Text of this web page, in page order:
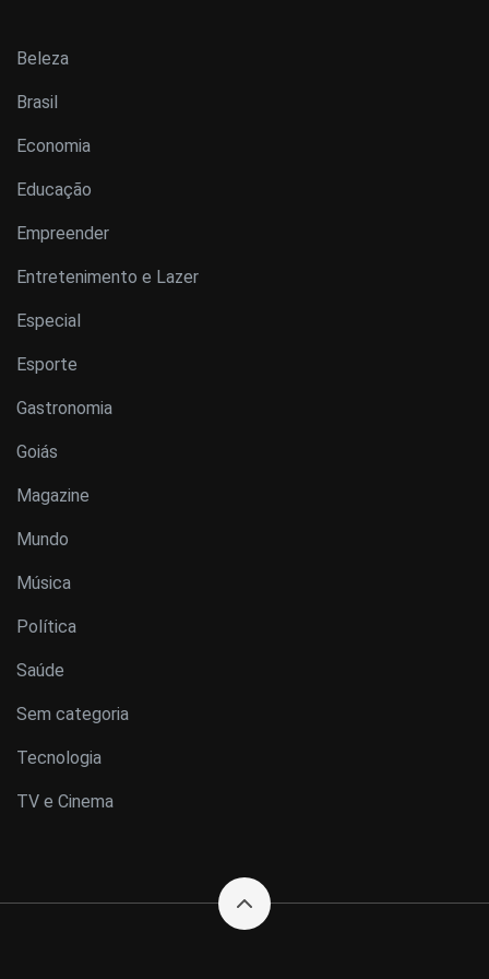
Beleza
Brasil
Economia
Educação
Empreender
Entretenimento e Lazer
Especial
Esporte
Gastronomia
Goiás
Magazine
Mundo
Música
Política
Saúde
Sem categoria
Tecnologia
TV e Cinema